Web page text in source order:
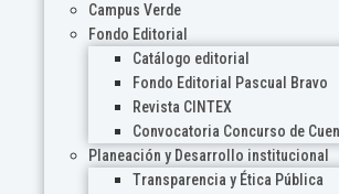
Campus Verde
Fondo Editorial
Catálogo editorial
Fondo Editorial Pascual Bravo
Revista CINTEX
Convocatoria Concurso de
Planeación y Desarrollo institucional
Transparencia y Ética Pública